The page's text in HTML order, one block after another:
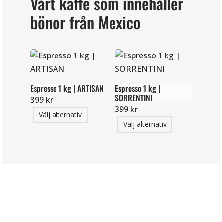
bönor från Mexico
Espresso 1 kg | ARTISAN
399 kr
Välj alternativ
Espresso 1 kg |
SORRENTINI
399 kr
Välj alternativ